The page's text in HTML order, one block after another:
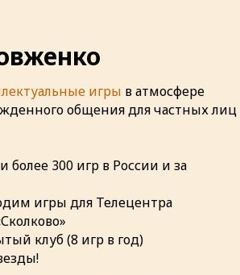
игры в атмосфере
общения для частных лиц
более 300 игр в России и за
игры для Телецентра
клуб (8 игр в год)